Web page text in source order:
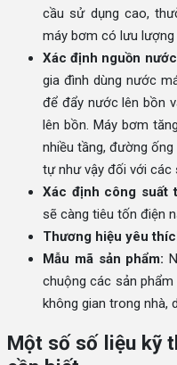
cầu sử dụng cao,
máy bơm có lưu lượng
Xác định nguồn
gia đình dùng nước
để đẩy nước lên bồn
lên bồn. Máy bơm
nhiều tầng, đường
tự như vậy đối với các
Xác định công suất
sẽ càng tiêu tốn điện
Thương hiệu yêu
Mẫu mã sản phẩm:
chuộng các sản
không gian trong nhà,
Một số số liệu kỹ